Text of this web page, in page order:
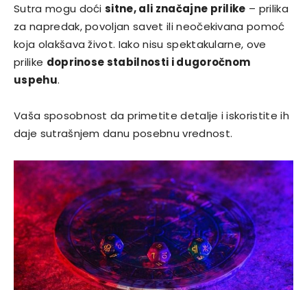
Sutra mogu doćisitne, ali značajne prilike – prilika
za napredak, povoljan savet ili neočekivana pomoć
koja olakšava život. Iako nisu spektakularne, ove
prilike doprinose stabilnosti i dugoročnom
uspehu.
Vaša sposobnost da primetite detalje i iskoristite ih
daje sutrašnjem danu posebnu vrednost.